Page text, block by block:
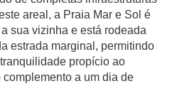
areal, a Praia Mar e Sol é
sua vizinha e está rodeada
estrada marginal, permitindo
propício ao
a um dia de